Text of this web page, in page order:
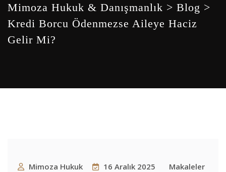
Mimoza Hukuk & Danışmanlık > Blog >
Kredi Borcu Ödenmezse Aileye Haciz
Gelir Mi?
Mimoza Hukuk 16 Aralık 2025 Makaleler